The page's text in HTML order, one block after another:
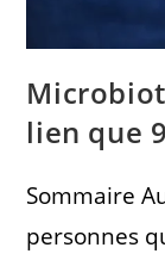
lien que
Sommaire
personnes